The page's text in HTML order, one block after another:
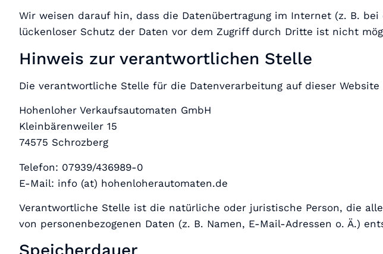
Wir weisen darauf hin, dass die Datenübertragung im Internet (z. B.
lückenloser Schutz der Daten vor dem Zugriff durch Dritte ist nicht
Hinweis zur verantwortlichen Stelle
Die verantwortliche Stelle für die Datenverarbeitung auf dieser Website
Hohenloher Verkaufsautomaten GmbH
Kleinbärenweiler 15
74575 Schrozberg
Telefon: 07939/436989-0
E-Mail: info (at) hohenloherautomaten.de
Verantwortliche Stelle ist die natürliche oder juristische Person, die
von personenbezogenen Daten (z. B. Namen, E-Mail-Adressen o. Ä.)